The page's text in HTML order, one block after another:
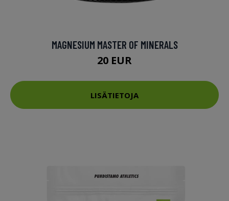
MAGNESIUM MASTER OF MINERALS
20 EUR
LISÄTIETOJA